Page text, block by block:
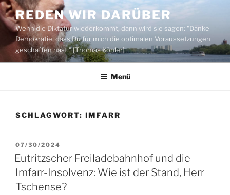
Zum
Inhalt
springen
REDEN WIR DARÜBER
Wenn die Diktatur wiederkommt, dann wird sie sagen: "Danke
Demokratie, dass Du für mich die optimalen Voraussetzungen
geschaffen hast." [Thomas Köhler]
Menü
SCHLAGWORT: IMFARR
VERÖFFENTLICHT
AM
07/30/2024
Eutritzscher Freiladebahnhof und die
Imfarr-Insolvenz: Wie ist der Stand, Herr
Tschense?